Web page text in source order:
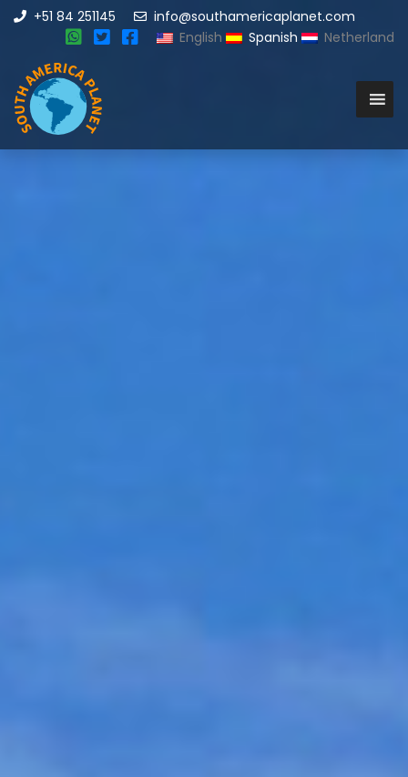
+51 84 251145
info@southamericaplanet.com
English
Spanish Netherland